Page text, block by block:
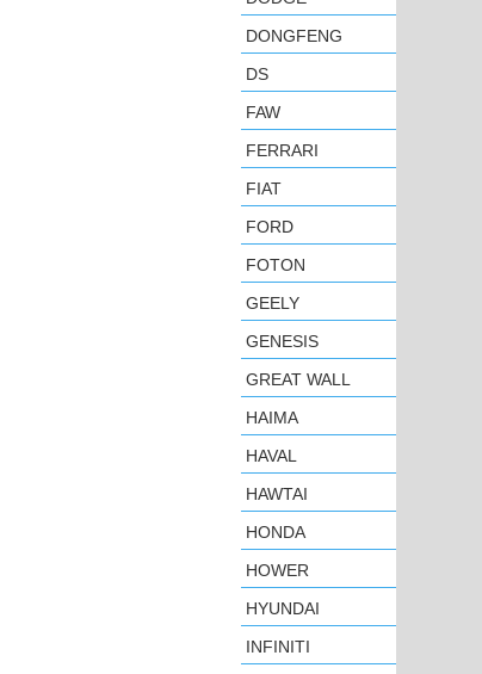
DONGFENG
DS
FAW
FERRARI
FIAT
FORD
FOTON
GEELY
GENESIS
GREAT WALL
HAIMA
HAVAL
HAWTAI
HONDA
HOWER
HYUNDAI
INFINITI